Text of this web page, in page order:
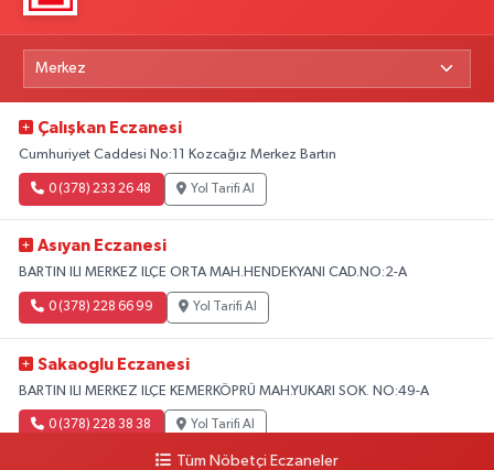
Çalışkan Eczanesi
Cumhuriyet Caddesi No:11 Kozcağız Merkez Bartın
0 (378) 233 26 48 Yol Tarifi Al
Asıyan Eczanesi
BARTIN ILI MERKEZ ILÇE ORTA MAH.HENDEKYANI CAD.NO:2-A
0 (378) 228 66 99 Yol Tarifi Al
Sakaoglu Eczanesi
BARTIN ILI MERKEZ ILÇE KEMERKÖPRÜ MAH.YUKARI SOK. NO:49-A
0 (378) 228 38 38 Yol Tarifi Al
Tüm Nöbetçi Eczaneler